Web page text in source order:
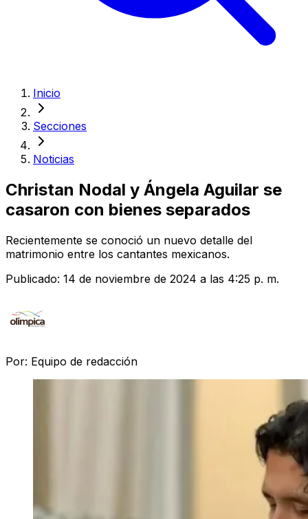
Inicio
Secciones
Noticias
Christan Nodal y Ángela Aguilar se
casaron con bienes separados
Recientemente se conoció un nuevo detalle del
matrimonio entre los cantantes mexicanos.
Publicado: 14 de noviembre de 2024 a las 4:25 p. m.
Por: Equipo de redacción